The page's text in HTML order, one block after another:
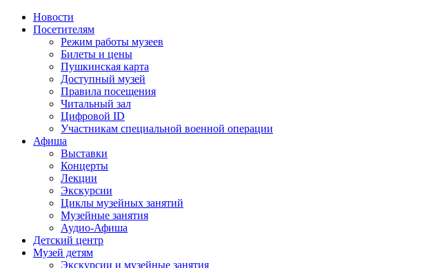
Новости
Посетителям
Режим работы музеев
Билеты и цены
Пушкинская карта
Доступный музей
Правила посещения
Читальный зал
Цифровой ID
Участникам специальной военной операции
Афиша
Выставки
Концерты
Лекции
Экскурсии
Циклы музейных занятий
Музейные занятия
Аудио-Афиша
Детский центр
Музей детям
Экскурсии и музейные занятия